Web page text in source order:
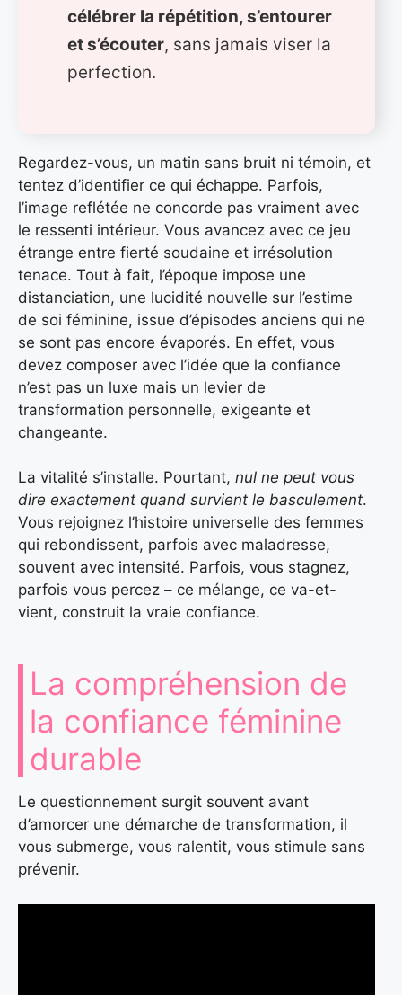
célébrer la répétition, s’entourer
et s’écouter, sans jamais viser la
perfection.
Regardez-vous, un matin sans bruit ni témoin, et
tentez d’identifier ce qui échappe. Parfois,
l’image reflétée ne concorde pas vraiment avec
le ressenti intérieur. Vous avancez avec ce jeu
étrange entre fierté soudaine et irrésolution
tenace. Tout à fait, l’époque impose une
distanciation, une lucidité nouvelle sur l’estime
de soi féminine, issue d’épisodes anciens qui ne
se sont pas encore évaporés. En effet, vous
devez composer avec l’idée que la confiance
n’est pas un luxe mais un levier de
transformation personnelle, exigeante et
changeante.
La vitalité s’installe. Pourtant, nul ne peut vous
dire exactement quand survient le basculement.
Vous rejoignez l’histoire universelle des femmes
qui rebondissent, parfois avec maladresse,
souvent avec intensité. Parfois, vous stagnez,
parfois vous percez – ce mélange, ce va-et-
vient, construit la vraie confiance.
La compréhension de
la confiance féminine
durable
Le questionnement surgit souvent avant
d’amorcer une démarche de transformation, il
vous submerge, vous ralentit, vous stimule sans
prévenir.